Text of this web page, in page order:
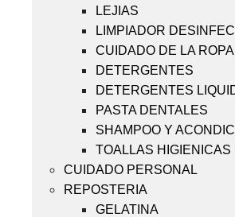
LEJIAS
LIMPIADOR
CUIDADO DE LA ROPA
DETERGENTES
DETERGENTES
PASTA DENTALES
SHAMPOO Y
TOALLAS HIGIENICAS
CUIDADO PERSONAL
REPOSTERIA
GELATINA